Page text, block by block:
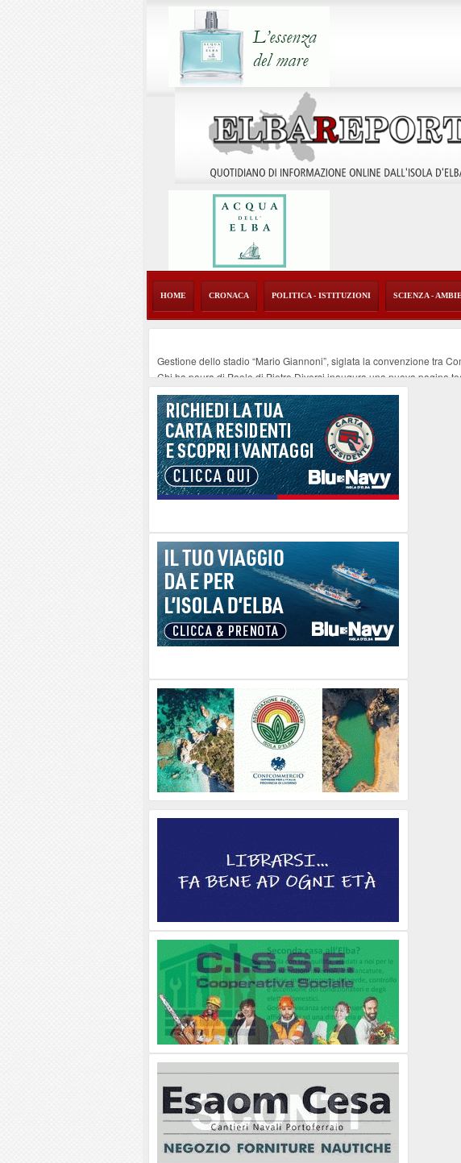
HOME CRONACA POLITICA - ISTITUZIONI SCIENZA -
Gestione dello stadio “Mario Giannoni”, siglata la convenzione tra
Chi ha paura di Paolo di Pietro Diversi inaugura una nuova pagina
Tavola rotonda su ‘Tecniche integrate Mente Corpo, interventi
Convenzione di Faro protagonista dell'assemblea estiva di Italia
Dall’Elba alla Palestina: a Carpani la prima serata di Libera Festa